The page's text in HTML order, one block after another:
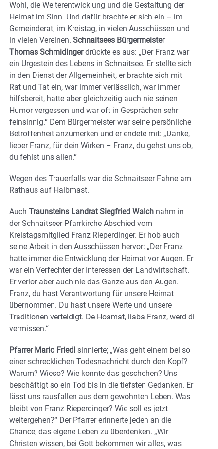
Wohl, die Weiterentwicklung und die Gestaltung der
Heimat im Sinn. Und dafür brachte er sich ein – im
Gemeinderat, im Kreistag, in vielen Ausschüssen und
in vielen Vereinen. Schnaitsees Bürgermeister
Thomas Schmidingerdrückte es aus: „Der Franz war
ein Urgestein des Lebens in Schnaitsee. Er stellte sich
in den Dienst der Allgemeinheit, er brachte sich mit
Rat und Tat ein, war immer verlässlich, war immer
hilfsbereit, hatte aber gleichzeitig auch nie seinen
Humor vergessen und war oft in Gesprächen sehr
feinsinnig.“ Dem Bürgermeister war seine persönliche
Betroffenheit anzumerken und er endete mit: „Danke,
lieber Franz, für dein Wirken – Franz, du gehst uns ob,
du fehlst uns allen.“
Wegen des Trauerfalls war die Schnaitseer Fahne am
Rathaus auf Halbmast.
Auch Traunsteins Landrat Siegfried Walch nahm in
der Schnaitseer Pfarrkirche Abschied vom
Kreistagsmitglied Franz Rieperdinger. Er hob auch
seine Arbeit in den Ausschüssen hervor: „Der Franz
hatte immer die Entwicklung der Heimat vor Augen. Er
war ein Verfechter der Interessen der Landwirtschaft.
Er verlor aber auch nie das Ganze aus den Augen.
Franz, du hast Verantwortung für unsere Heimat
übernommen. Du hast unsere Werte und unsere
Traditionen verteidigt. De Hoamat, liaba Franz, werd di
vermissen.“
Pfarrer Mario Friedl sinnierte; „Was geht einem bei so
einer schrecklichen Todesnachricht durch den Kopf?
Warum? Wieso? Wie konnte das geschehen? Uns
beschäftigt so ein Tod bis in die tiefsten Gedanken. Er
lässt uns rausfallen aus dem gewohnten Leben. Was
bleibt von Franz Rieperdinger? Wie soll es jetzt
weitergehen?“ Der Pfarrer erinnerte jeden an die
Chance, das eigene Leben zu überdenken. „Wir
Christen wissen, bei Gott bekommen wir alles, was